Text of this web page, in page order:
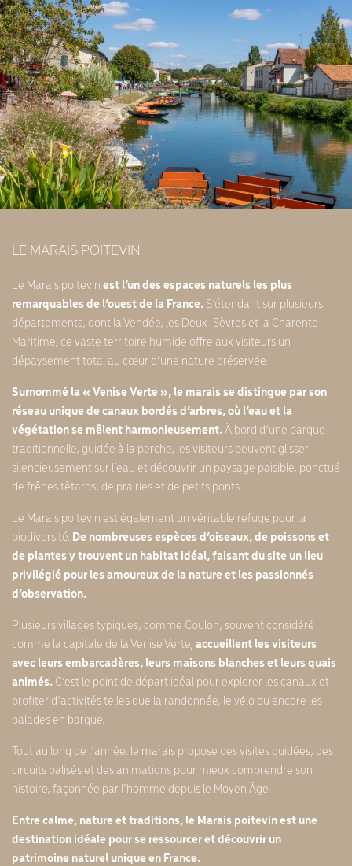
LE MARAIS POITEVIN
Le Marais poitevin est l’un des espaces naturels les plus
remarquables de l’ouest de la France. S’étendant sur plusieurs
départements, dont la Vendée, les Deux-Sèvres et la Charente-
Maritime, ce vaste territoire humide offre aux visiteurs un
dépaysement total au cœur d’une nature préservée.
Surnommé la « Venise Verte », le marais se distingue par son
réseau unique de canaux bordés d’arbres, où l’eau et la
végétation se mêlent harmonieusement. À bord d’une barque
traditionnelle, guidée à la perche, les visiteurs peuvent glisser
silencieusement sur l’eau et découvrir un paysage paisible, ponctué
de frênes têtards, de prairies et de petits ponts.
Le Marais poitevin est également un véritable refuge pour la
biodiversité. De nombreuses espèces d’oiseaux, de poissons et
de plantes y trouvent un habitat idéal, faisant du site un lieu
privilégié pour les amoureux de la nature et les passionnés
d’observation.
Plusieurs villages typiques, comme Coulon, souvent considéré
comme la capitale de la Venise Verte, accueillent les visiteurs
avec leurs embarcadères, leurs maisons blanches et leurs quais
animés. C’est le point de départ idéal pour explorer les canaux et
profiter d’activités telles que la randonnée, le vélo ou encore les
balades en barque.
Tout au long de l’année, le marais propose des visites guidées, des
circuits balisés et des animations pour mieux comprendre son
histoire, façonnée par l’homme depuis le Moyen Âge.
Entre calme, nature et traditions, le Marais poitevin est une
destination idéale pour se ressourcer et découvrir un
patrimoine naturel unique en France.